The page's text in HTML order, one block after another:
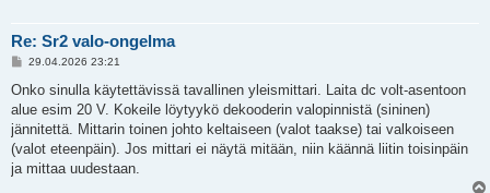
Re: Sr2 valo-ongelma
V
e
t
i
29.04.2026 23:21
Onko sinulla käytettävissä tavallinen yleismittari. Laita dc volt-asentoon
alue esim 20 V. Kokeile löytyykö dekooderin valopinnistä (sininen)
jännitettä. Mittarin toinen johto keltaiseen (valot taakse) tai valkoiseen
(valot eteenpäin). Jos mittari ei näytä mitään, niin käännä liitin toisinpäin
ja mittaa uudestaan.